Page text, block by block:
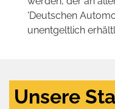
'Deutschen
unentgeltlich
Unsere